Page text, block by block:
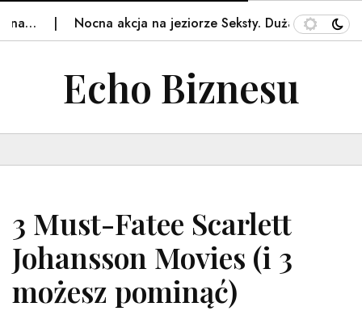
Nocna akcja na jeziorze Seksty. Duża grupa
Echo Biznesu
3 Must-Fatee Scarlett
Johansson Movies (i 3
możesz pominąć)